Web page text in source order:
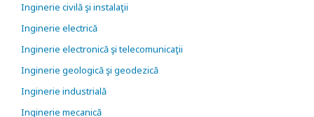
Inginerie civilă şi instalaţii
Inginerie electrică
Inginerie electronică şi telecomunicaţii
Inginerie geologică şi geodezică
Inginerie industrială
Inginerie mecanică